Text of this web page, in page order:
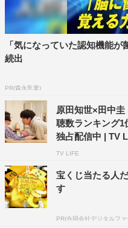
「気になっていた認知機能
続出
PR(森永乳業)
原田知世×田中
聴数ランキング1
独占配信中 | TV
TV LIFE
宝くじ当たる人
す
PR(合同会社デジタルファ